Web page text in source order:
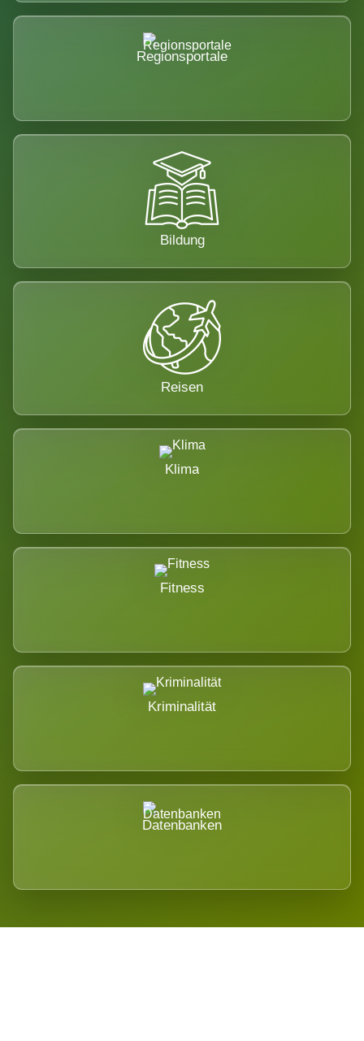
Regionsportale
Bildung
Reisen
Klima
Fitness
Kriminalität
Datenbanken